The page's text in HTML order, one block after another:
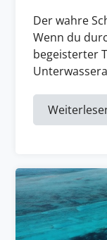
Der wahre
Wenn du
begeisterter